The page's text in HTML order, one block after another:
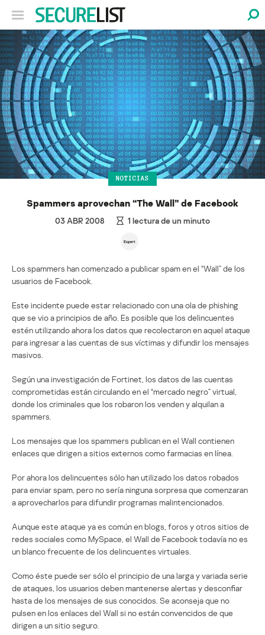
NOTICIAS
Spammers aprovechan “The Wall” de Facebook
03 ABR 2008 1 lectura de un minuto
Los spammers han comenzado a publicar spam en el “Wall” de los
usuarios de Facebook.
Este incidente puede estar relacionado con una ola de phishing
que se vio a principios de año. Es posible que los delincuentes
estén utilizando ahora los datos que recolectaron en aquel ataque
para ingresar a las cuentas de sus víctimas y difundir los mensajes
masivos.
Según una investigación de Fortinet, los datos de las cuentas
comprometidas están circulando en el “mercado negro” virtual,
donde los criminales que los robaron los venden y alquilan a
spammers.
Los mensajes que los spammers publican en el Wall contienen
enlaces que dirigen a sitios externos como farmacias en línea.
Por ahora los delincuentes sólo han utilizado los datos robados
para enviar spam, pero no sería ninguna sorpresa que comenzaran
a aprovecharlos para difundir programas malintencionados.
Aunque este ataque ya es común en blogs, foros y otros sitios de
redes sociales como MySpace, el Wall de Facebook todavía no es
un blanco frecuente de los delincuentes virtuales.
Como éste puede ser sólo el principio de una larga y variada serie
de ataques, los usuarios deben mantenerse alertas y desconfiar
hasta de los mensajes de sus conocidos. Se aconseja que no
pulsen en los enlaces del Wall si no están convencidos de que
dirigen a un sitio seguro.